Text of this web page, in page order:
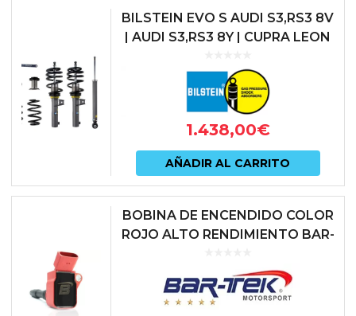
BILSTEIN EVO S AUDI S3,RS3 8V
| AUDI S3,RS3 8Y | CUPRA LEON
SKODA OCTAVIA NX RS | ...
1.438,00€
AÑADIR AL CARRITO
BOBINA DE ENCENDIDO COLOR
ROJO ALTO RENDIMIENTO BAR-